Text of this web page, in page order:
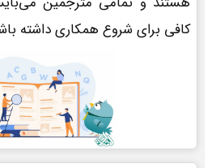
کافی برای شروع همکاری داشته